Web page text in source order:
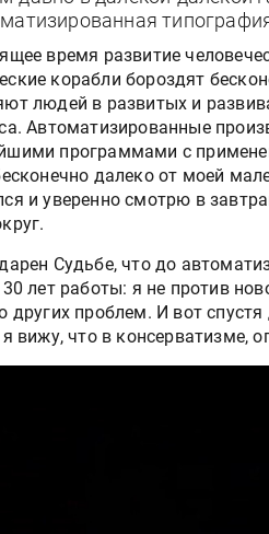
время развитие
корабли бороздят
людей в развитых и
Автоматизированные
программами с
далеко от моей
и уверенно смотрю в
Судьбе, что до
30 лет работы: я не против
других проблем. И вот
я вижу, что в консерватизме,